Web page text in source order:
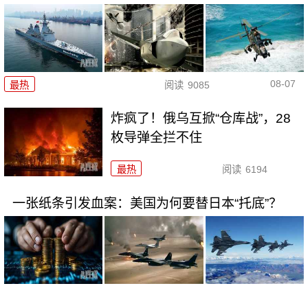
最热 阅读 9085 08-07
炸疯了！俄乌互掀“仓库战”，28
枚导弹全拦不住
最热 阅读 6194
一张纸条引发血案：美国为何要替日本“托底”？